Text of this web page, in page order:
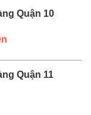
Quận 10
Quận 11